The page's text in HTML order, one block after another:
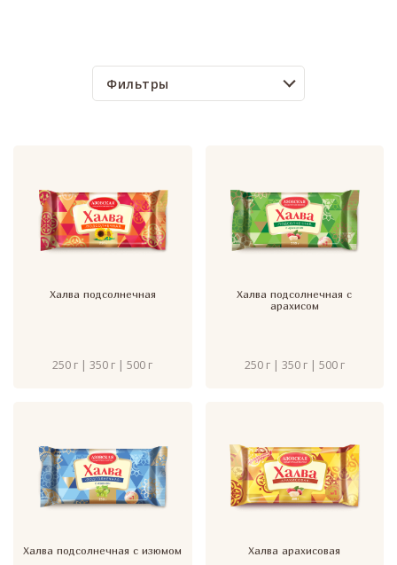
Фильтры
Халва подсолнечная
250 г | 350 г | 500 г
Халва подсолнечная с
арахисом
250 г | 350 г | 500 г
Халва подсолнечная с изюмом Халва арахисовая